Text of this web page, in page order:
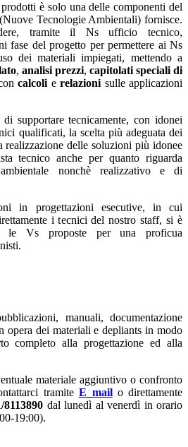
è solo una delle componenti del
(Nuove Tecnologie Ambientali) fornisce.
tramite il Ns ufficio tecnico,
fase del progetto per permettere ai Ns
dei materiali impiegati, mettendo a
, analisi prezzi, capitolati speciali di
calcoli erelazioni sulle applicazioni
supportare tecnicamente, con idonei
qualificati, la scelta più adeguata dei
realizzazione delle soluzioni più idonee
tecnico anche per quanto riguarda
nonchè realizzativo e di
in progettazioni esecutive, in cui
i tecnici del nostro staff, si è
le Vs proposte per una proficua
manuali, documentazione
opera dei materiali e depliants in modo
completo alla progettazione ed alla
materiale aggiuntivo o confronto
tramite E_mailo direttamente
8113890 dal lunedì al venerdì in orario
19:00).